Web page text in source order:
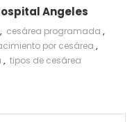
Angeles
, cesárea programada ,
por cesárea ,
, tipos de cesárea